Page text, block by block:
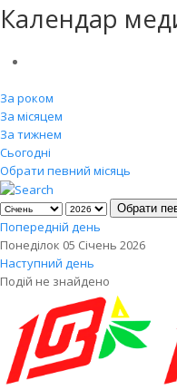
Календар
За роком
За місяцем
За тижнем
Сьогодні
Обрати певний місяць
Обрати
Попередній день
Понеділок 05 Січень 2026
Наступний день
Подій не знайдено